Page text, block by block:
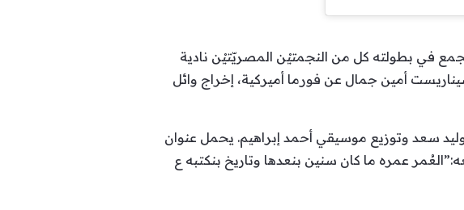
في بطولته كل من النجمتيْن المصريّتيْن نادية
أمين جمال عن فورما أميركية، إخراج وائل
سعد وتوزيع موسيقي أحمد إبراهيم.‬‬‬‬ يحمل عنوان
عمره ما كان سنين بنعدها‬ وتاريخ بنكتبه ع